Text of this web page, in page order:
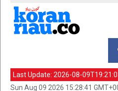
Last Update: 2026-08-
Sun Aug 09 2026 15:28:41